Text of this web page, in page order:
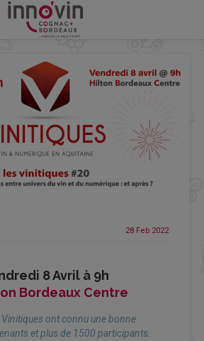
28 Feb 2022
8 Avril à 9h
Bordeaux Centre
ont connu une bonne
et plus de 1500 participants.